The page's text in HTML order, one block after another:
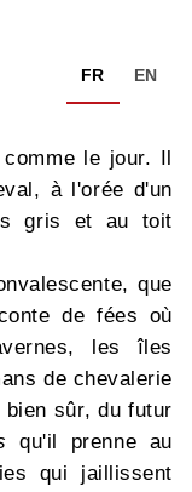
FR EN
le jour. Il
à l'orée d'un
gris et au toit
que
de fées où
les îles
de chevalerie
sûr, du futur
qu'il prenne au
qui jaillissent